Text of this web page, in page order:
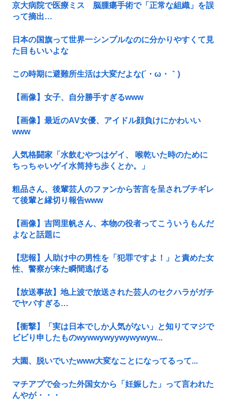
京大病院で医療ミス 脳腫瘍手術で「正常な組織」を誤
って摘出…
日本の国旗って世界一シンプルなのに分かりやすくて見
た目もいいよな
この時期に避難所生活は大変だよな(´・ω・｀)
【画像】女子、自分勝手すぎるwww
【画像】最近のAV女優、アイドル顔負けにかわいい
www
人気格闘家「水飲むやつはゲイ、 喉乾いた時のために
ちっちゃいゲイ水筒持ち歩くとか。」
粗品さん、後輩芸人のファンから苦言を呈されブチギレ
て後輩と縁切り報告www
【画像】吉岡里帆さん、本物の役者ってこういうもんだ
よなと話題に
【悲報】人助け中の男性を「犯罪ですよ！」と責めた女
性、警察が来た瞬間逃げる
【放送事故】地上波で放送された芸人のセクハラがガチ
でヤバすぎる…
【衝撃】「実は日本でしか人気がない」と知りてマジで
ビビり申したものwywwywyywywywyw...
大園、脱いでいたwww大変なことになってるって...
マチアプで会った外国女から「妊娠した」って言われた
んやが・・・